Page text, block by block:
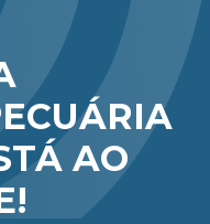
AO